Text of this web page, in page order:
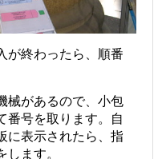
が終わったら、順番
械があるので、小包
番号を取ります。自
に表示されたら、指
ます。